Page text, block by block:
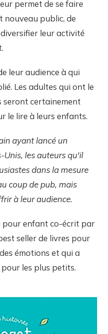
permet de se faire
public, de
leur activité
leur audience à qui
Les adultes qui ont le
seront certainement
le lire à leurs enfants.
ayant lancé un
Unis, les auteurs qu'il
dans la mesure
coup de pub, mais
à leur audience.
pour enfant co-écrit par
seller de livres pour
émotions et qui a
les plus petits.